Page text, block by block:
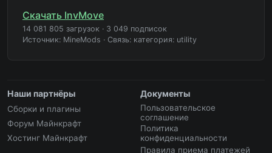
Скачать InvMove
14 081 805 загрузок · 3 049 подписок
Источник: MineMods · Связь: категория: utility
Наши партнёры
Сборки и плагины
Форум Майнкрафт
Хостинг Майнкрафт
Документы
Пользовательское
соглашение
Политика
конфиденциальности
Правила приема платежей